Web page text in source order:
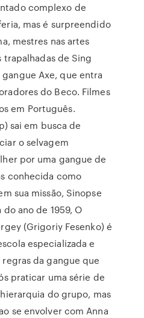
complexo de
mas é surpreendido
mestres nas artes
trapalhadas de Sing
Axe, que entra
do Beco. Filmes
em Português.
sai em busca de
o selvagem
por uma gangue de
conhecida como
sua missão, Sinopse
ano de 1959, O
(Grigoriy Fesenko) é
especializada e
da gangue que
praticar uma série de
do grupo, mas
se envolver com Anna